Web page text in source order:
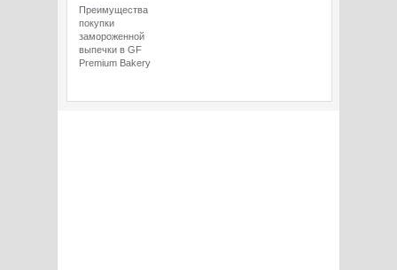
Преимущества
покупки
замороженной
выпечки в GF
Premium Bakery